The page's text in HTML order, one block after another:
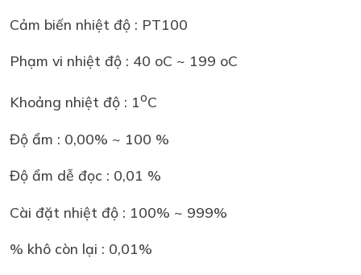
Cảm biến nhiệt độ : PT100
Phạm vi nhiệt độ : 40 oC ~ 199 oC
Khoảng nhiệt độ : 1oC
Độ ẩm : 0,00% ~ 100 %
Độ ẩm dễ đọc : 0,01 %
Cài đặt nhiệt độ : 100% ~ 999%
% khô còn lại : 0,01%